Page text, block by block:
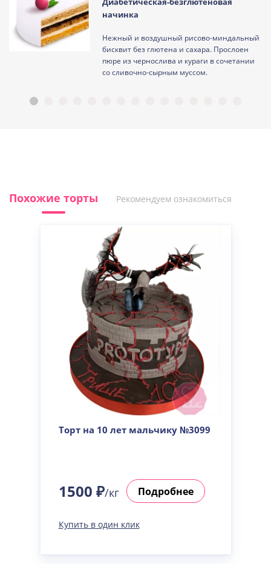
начинка
Нежный и воздушный рисово-миндальный
бисквит без глютена и сахара. Прослоен
пюре из чернослива и кураги в сочетании
со сливочно-сырным муссом.
Похожие торты Рекомендуем ознакомиться
Торт на 10 лет мальчику №3099
1500 ₽/кг Подробнее
Купить в один клик